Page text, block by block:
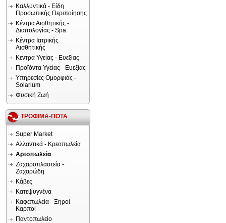
Καλλυντικά - Είδη
Προσωπικής Περιποίησης
Κέντρα Αισθητικής -
Διαιτολογίας - Spa
Κέντρα Ιατρικής
Αισθητικής
Κεντρα Υγείας - Ευεξίας
Προϊόντα Υγείας - Ευεξίας
Υπηρεσίες Ομορφιάς -
Solarium
Φυσική Ζωή
ΤΡΟΦΙΜΑ-ΠΟΤΑ
Super Market
Αλλαντικά - Κρεοπωλεία
Αρτοπωλεία
Ζαχαροπλαστεία -
Ζαχαρώδη
Κάβες
Κατεψυγνένα
Καφεπωλεία - Ξηροί
Καρποί
Παντοπωλείο